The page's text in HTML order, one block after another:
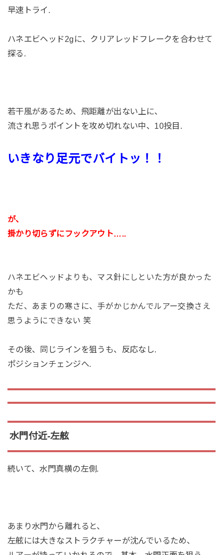
早速トライ.
ハネエビヘッド2gに、クリアレッドフレークを合わせて
探る.
若干風があるため、飛距離が出ない上に、
流され思うポイントを攻め切れない中、10投目.
いきなり足元でバイトッ！！
が、
掛かり切らずにフックアウト…..
ハネエビヘッドよりも、マス針にしといた方が良かった
かも
ただ、あまりの寒さに、手がかじかんでルアー交換さえ
思うようにできない 笑
その後、同じラインを狙うも、反応なし.
ポジションチェンジへ.
水門付近-左舷
続いて、水門真横の左側.
あまり水門から離れると、
左舷には大きなストラクチャーが沈んでいるため、